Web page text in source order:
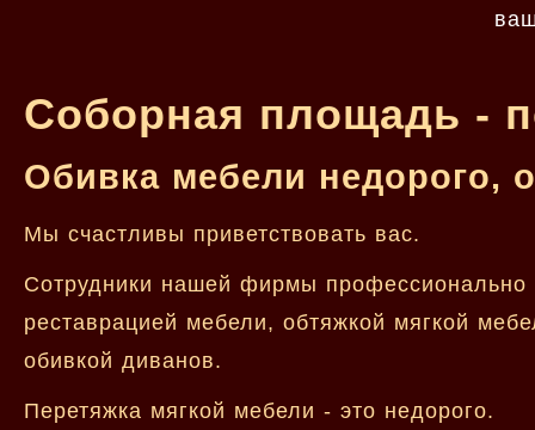
Соборная площадь -
Обивка мебели недорого,
Мы счастливы приветствовать вас.
Сотрудники нашей фирмы профессионально
реставрацией мебели, обтяжкой мягкой
обивкой диванов.
Перетяжка мягкой мебели - это недорого.